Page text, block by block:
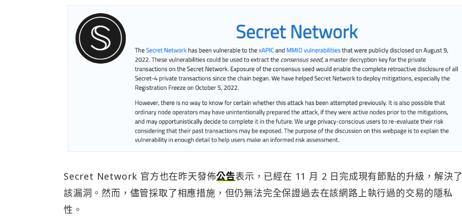
Secret Network 官方也在昨天發佈公告表示，已經在 11 月 2 日完成現有節點的升級，解決了
該漏洞。然而，儘管採取了相應措施，但仍無法完全保證過去在該網路上執行過的交易的隱私
性。